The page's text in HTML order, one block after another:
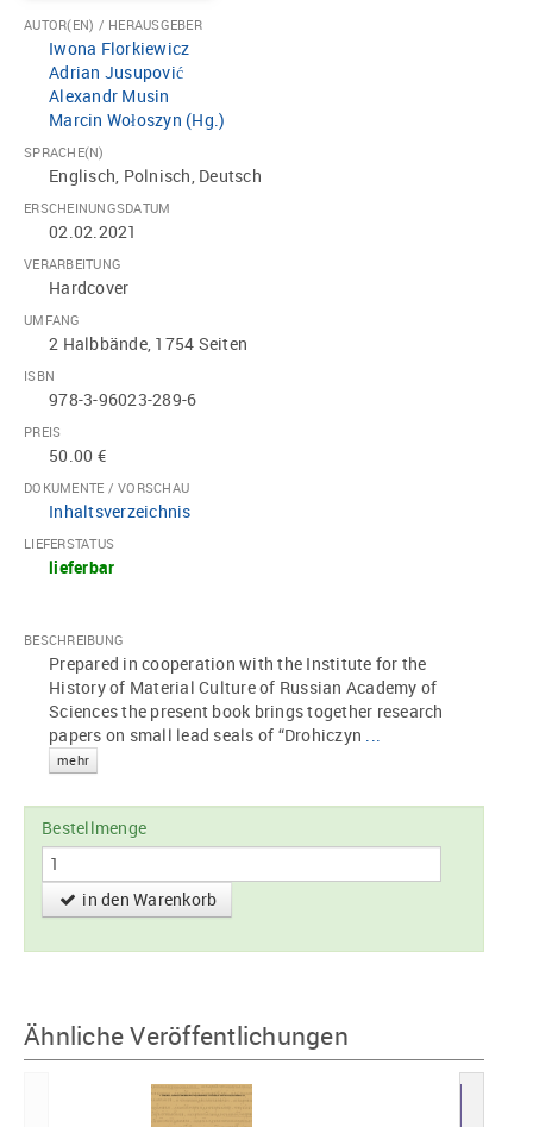
AUTOR(EN) / HERAUSGEBER
Iwona Florkiewicz
Adrian Jusupović
Alexandr Musin
Marcin Wołoszyn (Hg.)
SPRACHE(N)
Englisch, Polnisch, Deutsch
ERSCHEINUNGSDATUM
02.02.2021
VERARBEITUNG
Hardcover
UMFANG
2 Halbbände, 1754 Seiten
ISBN
978-3-96023-289-6
PREIS
50.00 €
DOKUMENTE / VORSCHAU
Inhaltsverzeichnis
LIEFERSTATUS
lieferbar
BESCHREIBUNG
Prepared in cooperation with the Institute for the
History of Material Culture of Russian Academy of
Sciences the present book brings together research
papers on small lead seals of “Drohiczyn ...
mehr
Bestellmenge
in den Warenkorb
Ähnliche Veröffentlichungen